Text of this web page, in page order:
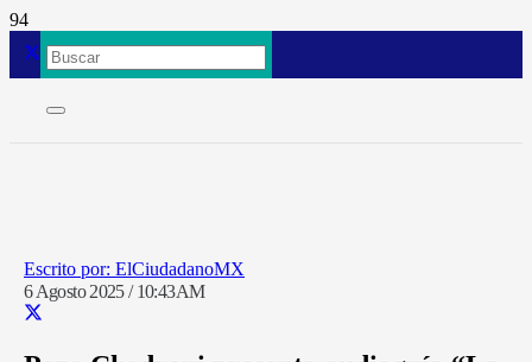
ElCiudadanoMX
6 Agosto 2025 / 10:43AM